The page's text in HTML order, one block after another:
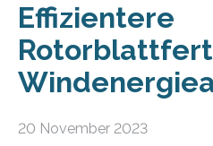
Effizientere
20 November 2023